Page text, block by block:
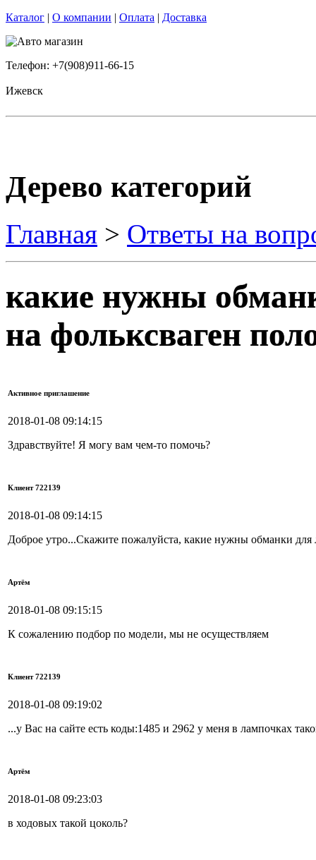
Каталог | О компании | Оплата | Доставка
Телефон: +7(908)911-66-15
Ижевск
Дерево категорий
Главная > Ответы на
какие нужны
на фольксваген
Активное приглашение
2018-01-08 09:14:15
Здравствуйте! Я могу вам чем-то помочь?
Клиент 722139
2018-01-08 09:14:15
Доброе утро...Скажите пожалуйста, какие нужны обманки
Артём
2018-01-08 09:15:15
К сожалению подбор по модели, мы не осуществляем
Клиент 722139
2018-01-08 09:19:02
...у Вас на сайте есть коды:1485 и 2962 у меня в лампочках
Артём
2018-01-08 09:23:03
в ходовых такой цоколь?